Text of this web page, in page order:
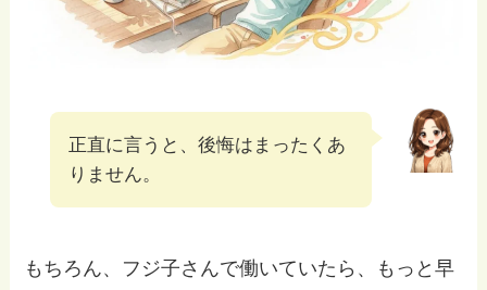
正直に言うと、後悔はまったくあ
りません。
もちろん、フジ子さんで働いていたら、もっと早